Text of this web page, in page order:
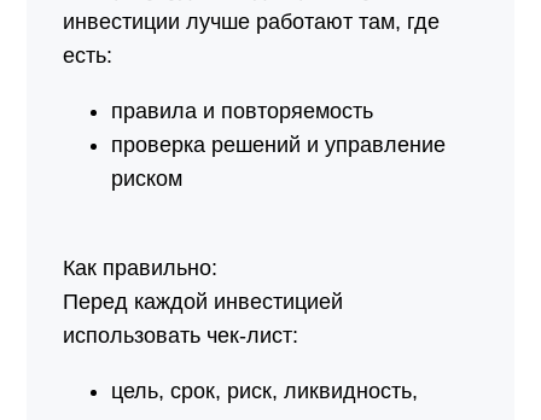
инвестиции лучше работают там, где
есть:
правила и повторяемость
проверка решений и управление
риском
Как правильно:
Перед каждой инвестицией
использовать чек-лист:
цель, срок, риск, ликвидность,